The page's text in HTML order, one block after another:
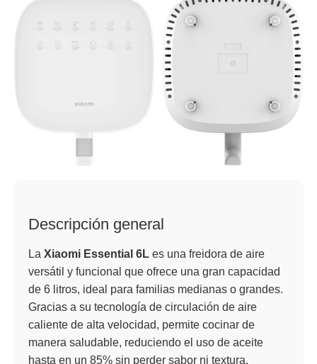
Descripción general
La Xiaomi Essential 6L es una freidora de aire
versátil y funcional que ofrece una gran capacidad
de 6 litros, ideal para familias medianas o grandes.
Gracias a su tecnología de circulación de aire
caliente de alta velocidad, permite cocinar de
manera saludable, reduciendo el uso de aceite
hasta en un 85% sin perder sabor ni textura.